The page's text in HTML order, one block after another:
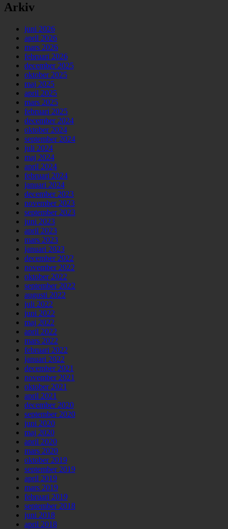
Arkiv
juni 2026
april 2026
mars 2026
februari 2026
december 2025
oktober 2025
maj 2025
april 2025
mars 2025
februari 2025
december 2024
oktober 2024
september 2024
juli 2024
maj 2024
april 2024
februari 2024
januari 2024
december 2023
november 2023
september 2023
juni 2023
april 2023
mars 2023
januari 2023
december 2022
november 2022
oktober 2022
september 2022
augusti 2022
juli 2022
juni 2022
maj 2022
april 2022
mars 2022
februari 2022
januari 2022
december 2021
november 2021
oktober 2021
april 2021
december 2020
september 2020
juni 2020
maj 2020
april 2020
mars 2020
oktober 2019
september 2019
april 2019
mars 2019
februari 2019
september 2018
juni 2018
april 2018